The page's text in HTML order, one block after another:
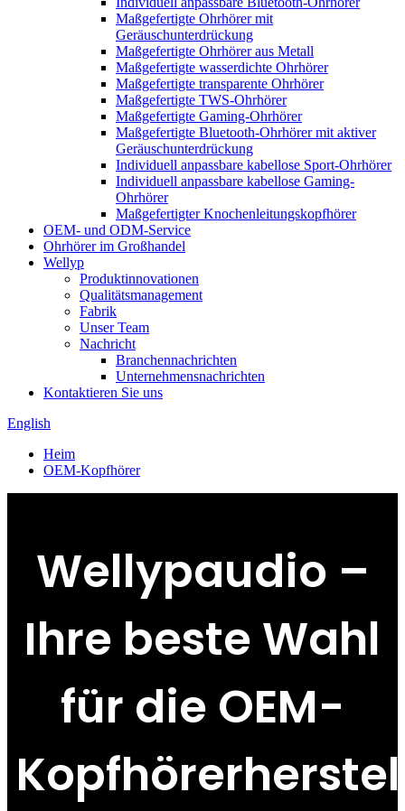
Maßgefertigte Ohrhörer mit
Geräuschunterdrückung
Maßgefertigte Ohrhörer aus Metall
Maßgefertigte wasserdichte Ohrhörer
Maßgefertigte transparente Ohrhörer
Maßgefertigte TWS-Ohrhörer
Maßgefertigte Gaming-Ohrhörer
Maßgefertigte Bluetooth-Ohrhörer mit aktiver
Geräuschunterdrückung
Individuell anpassbare kabellose Sport-Ohrhörer
Individuell anpassbare kabellose Gaming-
Ohrhörer
Maßgefertigter Knochenleitungskopfhörer
OEM- und ODM-Service
Ohrhörer im Großhandel
Wellyp
Produktinnovationen
Qualitätsmanagement
Fabrik
Unser Team
Nachricht
Branchennachrichten
Unternehmensnachrichten
Kontaktieren Sie uns
English
Heim
OEM-Kopfhörer
Wellypaudio –
Ihre beste Wahl
für die OEM-